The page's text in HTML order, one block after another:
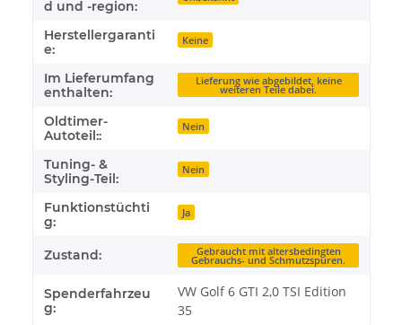
d und -region:
Herstellergaranti
e:
Keine
Im Lieferumfang
enthalten:
Lieferung wie abgebildet, keine
weiteren Teile dabei.
Oldtimer-
Autoteil::
Nein
Tuning- &
Styling-Teil:
Nein
Funktionstüchti
g:
Ja
Zustand: Gebraucht mit altersbedingten
Gebrauchs- und Schmutzspuren.
Spenderfahrzeu
g:
VW Golf 6 GTI 2,0 TSI Edition
35